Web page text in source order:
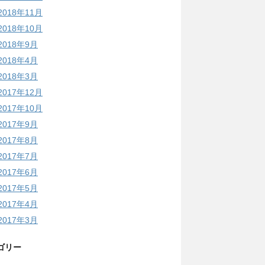
年11月
年10月
年9月
年4月
年3月
年12月
年10月
年9月
年8月
年7月
年6月
年5月
年4月
年3月
リー